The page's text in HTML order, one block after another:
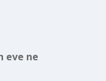
eve ne